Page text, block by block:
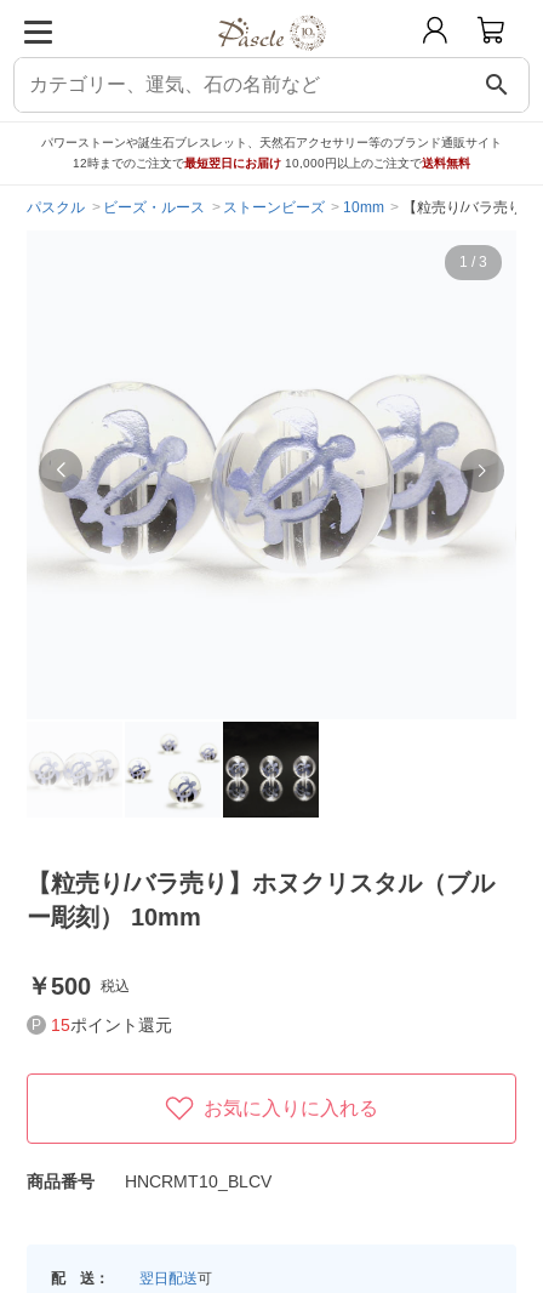
search
パワーストーンや誕生石ブレスレット、天然石アクセサリー等のブランド通販サイト
12時までのご注文で最短翌日にお届け 10,000円以上のご注文で送料無料
パスクル ビーズ・ルース ストーンビーズ 10mm 【粒売り/バラ売り
1 / 3
【粒売り/バラ売り】ホヌクリスタル（ブル
ー彫刻） 10mm
500 税込
15ポイント還元
お気に入りに入れる
商品番号 HNCRMT10_BLCV
配 送： 翌日配送可